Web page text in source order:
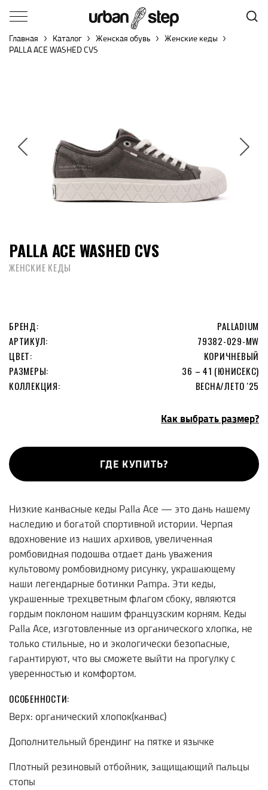
Главная Каталог Женская обувь
Женские кеды
PALLA ACE WASHED CVS
PALLA ACE WASHED CVS
ЖЕНСКИЕ КЕДЫ
БРЕНД:
PALLADIUM
АРТИКУЛ:
79382-029-MW
ЦВЕТ:
КОРИЧНЕВЫЙ
РАЗМЕРЫ:
36 – 41 (ЮНИСЕКС)
КОЛЛЕКЦИЯ:
ВЕСНА/ЛЕТО '25
Как выбрать размер?
ГДЕ КУПИТЬ?
Низкие канвасные кеды Palla Ace — это дань нашему
наследию и богатой спортивной истории. Черпая
вдохновение из наших архивов, увеличенная
ромбовидная подошва отдает дань уважения
культовому ромбовидному рисунку, украшающему
наши легендарные ботинки Pampa. Эти кеды,
украшенные трехцветным флагом сбоку, являются
гордым поклоном нашим французским корням. Кеды
Palla Ace, изготовленные из органического хлопка, не
только стильные, но и экологически безопасные,
гарантируют, что вы сможете выйти на прогулку с
уверенностью и комфортом.
ОСОБЕННОСТИ:
Верх: органический хлопок(канвас)
Дополнительный брендинг на пятке и язычке
Плотный резиновый отбойник, защищающий пальцы
стопы